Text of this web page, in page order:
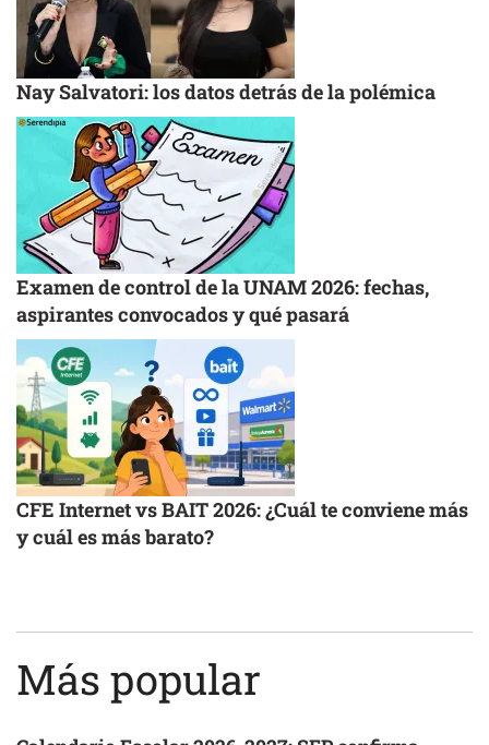
Nay Salvatori: los datos detrás de la polémica
Examen de control de la UNAM 2026: fechas,
aspirantes convocados y qué pasará
CFE Internet vs BAIT 2026: ¿Cuál te conviene más
y cuál es más barato?
Más popular